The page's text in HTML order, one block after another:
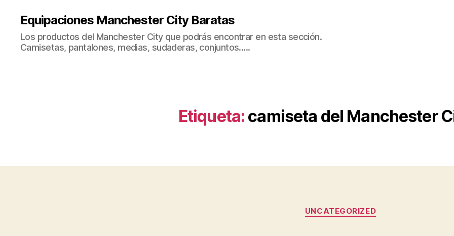
Equipaciones Manchester City Baratas
Los productos del Manchester City que podrás encontrar en esta sección.
Camisetas, pantalones, medias, sudaderas, conjuntos.....
Etiqueta: camiseta del Manchester
Categorías
UNCATEGORIZED